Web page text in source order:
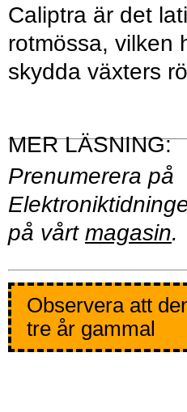
Caliptra är det
rotmössa, vilken
skydda växters
Prenumerera på
på vårt magasin.
Observera att
tre år gammal